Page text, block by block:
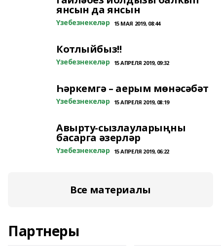
янсын да янсын
Үзебезнекеләр 15 МАЯ 2019, 08:44
Котлыйбыз!!
Үзебезнекеләр 15 АПРЕЛЯ 2019, 09:32
Һәркемгә – аерым мөнәсәбәт
Үзебезнекеләр 15 АПРЕЛЯ 2019, 08:19
Авырту-сызлауларыңны
басарга әзерләр
Үзебезнекеләр 15 АПРЕЛЯ 2019, 06:22
Все материалы
Партнеры